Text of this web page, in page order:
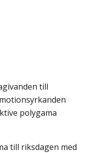
till
polygama
till riksdagen med